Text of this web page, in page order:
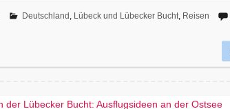
Deutschland , Lübeck und Lübecker Bucht, Reisen